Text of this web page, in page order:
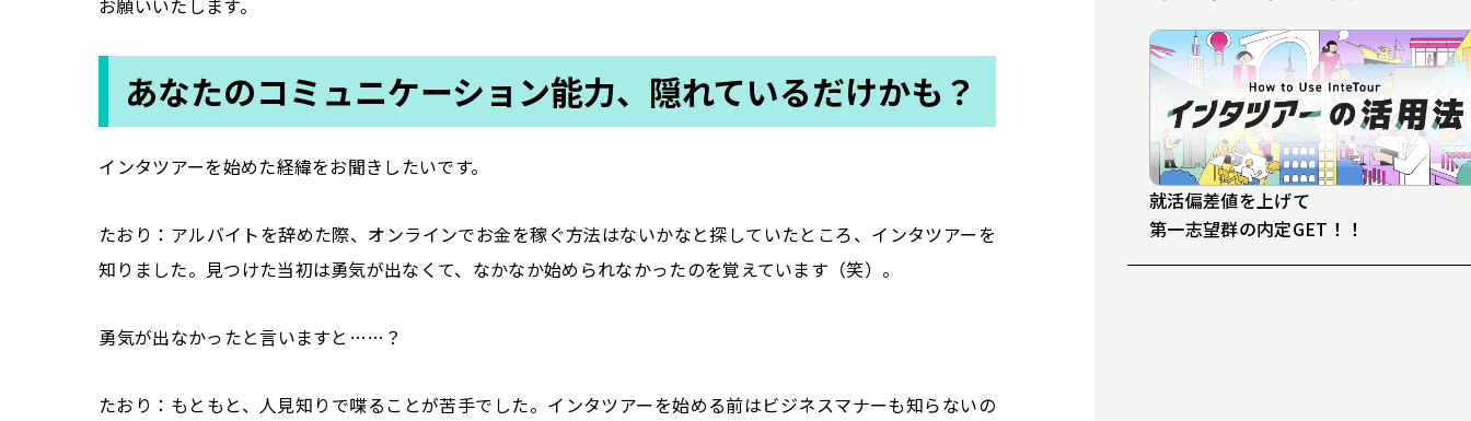
お願いいたします。
あなたのコミュニケーション能力、隠れているだけかも？
――インタツアーを始めた経緯をお聞きしたいです。
たおり：アルバイトを辞めた際、オンラインでお金を稼ぐ方法はないかなと探していたところ、インタツアーを
知りました。見つけた当初は勇気が出なくて、なかなか始められなかったのを覚えています（笑）。
――勇気が出なかったと言いますと……？
たおり：もともと、人見知りで喋ることが苦手でした。インタツアーを始める前はビジネスマナーも知らないの
就活偏差値を上げて
第一志望群の内定GET！！